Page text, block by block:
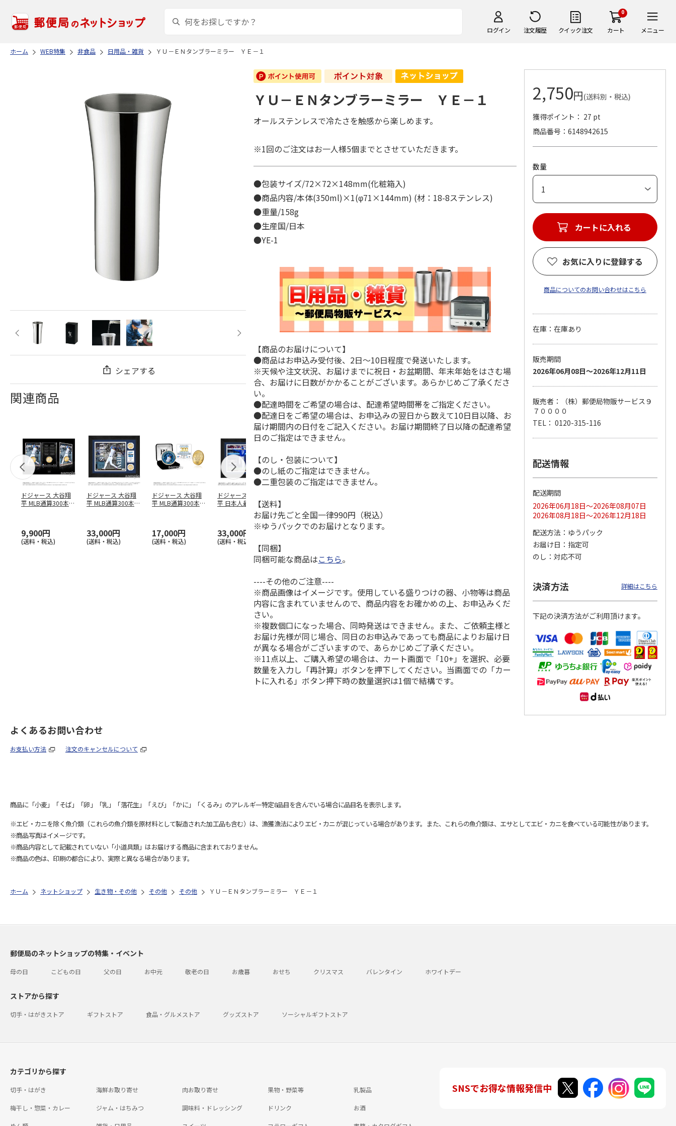
ログイン 注文履歴 クイック注文
0
カート メニュー
ホーム WEB特集 非食品 日用品・雑貨 ＹＵ－ＥＮタンブラーミラー ＹＥ－１
シェアする
関連商品
ドジャース 大谷翔
平 MLB通算300本塁
9,900円
(送料・税込)
ドジャース 大谷翔
平 MLB通算300本塁
33,000円
(送料・税込)
ドジャース 大谷翔
平 MLB通算300本塁
17,000円
(送料・税込)
ドジャース 大谷翔
平 日本人最多53試
合連続出塁記念 ダ
33,000円
(送料・税込)
4月投手…
33,000円
合連続出塁記念 コ
イ…
9,900円
ドジャース 大谷翔
平 日本人最多53試
合連続出塁記念 シ
ル…
17,000円
(送料・税込)
谷翔平 2026 NL 3・
4月投手…
ＹＵ－ＥＮタンブラーミラー ＹＥ－１
オールステンレスで冷たさを触感から楽しめます。
※1回のご注文はお一人様5個までとさせていただきます。
●包装サイズ/72×72×148mm(化粧箱入)
●商品内容/本体(350ml)×1(φ71×144mm) (材：18-8ステンレス)
●重量/158g
●生産国/日本
●YE-1
【商品のお届けについて】
●商品はお申込み受付後、2日～10日程度で発送いたします。
※天候や注文状況、お届けまでに祝日・お盆期間、年末年始をはさむ場
合、お届けに日数がかかることがございます。あらかじめご了承くださ
い。
●配達時間をご希望の場合は、配達希望時間帯をご指定ください。
●配達日をご希望の場合は、お申込みの翌日から数えて10日目以降、お
届け期間内の日付をご記入ください。お届け期間終了日以降の配達希望
日のご指定はできません。
【のし・包装について】
●のし紙のご指定はできません。
●二重包装のご指定はできません。
【送料】
お届け先ごと全国一律990円（税込）
※ゆうパックでのお届けとなります。
【同梱】
同梱可能な商品はこちら。
----その他のご注意----
※商品画像はイメージです。使用している盛りつけの器、小物等は商品
内容に含まれていませんので、商品内容をお確かめの上、お申込みくだ
さい。
※複数個口になった場合、同時発送はできません。また、ご依頼主様と
お届け先様が同じ場合、同日のお申込みであっても商品によりお届け日
が異なる場合がございますので、あらかじめご了承ください。
※11点以上、ご購入希望の場合は、カート画面で「10+」を選択、必要
数量を入力し「再計算」ボタンを押下してください。当画面での「カー
トに入れる」ボタン押下時の数量選択は1個で結構です。
2,750円(送料別・税込)
獲得ポイント： 27 pt
商品番号
6148942615
数量
カートに入れる
お気に入りに登録する
商品についてのお問い合わせはこちら
在庫：在庫あり
販売期間
2026年06月08日～2026年12月11日
販売者：（株）郵便局物販サービス９
７００００
TEL： 0120-315-116
配送情報
配送期間
2026年06月18日～2026年08月07日
2026年08月18日～2026年12月18日
配送方法
ゆうパック
お届け日
指定可
のし
対応不可
決済方法 詳細はこちら
下記の決済方法がご利用頂けます。
よくあるお問い合わせ
お支払い方法 注文のキャンセルについて
商品に「小麦」「そば」「卵」「乳」「落花生」「えび」「かに」「くるみ」のアレルギー特定8品目を含んでいる場合に品目名を表示します。
※エビ・カニを除く魚介類（これらの魚介類を原材料として製造された加工品も含む）は、漁獲漁法によりエビ・カニが混じっている場合があります。また、これらの魚介類は、エサとしてエビ・カニを食べている可能性があります。
※商品写真はイメージです。
※商品内容として記載されていない「小道具類」はお届けする商品に含まれておりません。
※商品の色は、印刷の都合により、実際と異なる場合があります。
ホーム ネットショップ 生き物・その他 その他 その他 ＹＵ－ＥＮタンブラーミラー ＹＥ－１
郵便局のネットショップの特集・イベント
母の日 こどもの日 父の日 お中元 敬老の日 お歳暮 おせち クリスマス バレンタイン ホワイトデー
ストアから探す
切手・はがきストア ギフトストア 食品・グルメストア グッズストア ソーシャルギフトストア
カテゴリから探す
切手・はがき 海鮮お取り寄せ 肉お取り寄せ 果物・野菜等 乳製品
梅干し・惣菜・カレー ジャム・はちみつ 調味料・ドレッシング ドリンク お酒
SNSでお得な情報発信中